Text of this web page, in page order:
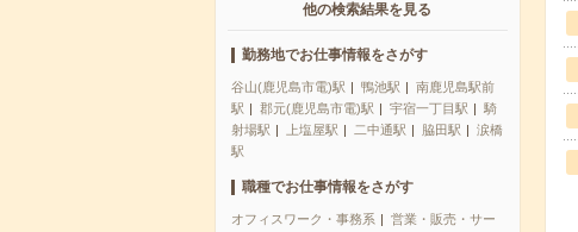
他の検索結果を見る
勤務地でお仕事情報をさがす
谷山(鹿児島市電)駅 鴨池駅
南鹿児島駅前
駅
郡元(鹿児島市電)駅 宇宿一丁目駅
騎
射場駅
上塩屋駅 二中通駅 脇田駅
涙橋
駅
職種でお仕事情報をさがす
オフィスワーク・事務系
営業・販売・サー